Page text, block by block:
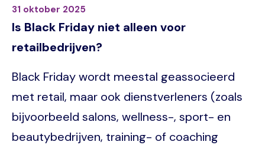
31 oktober 2025
Is Black Friday niet alleen voor
retailbedrijven?
Black Friday wordt meestal geassocieerd
met retail, maar ook dienstverleners (zoals
bijvoorbeeld salons, wellness-, sport- en
beautybedrijven, training- of coaching